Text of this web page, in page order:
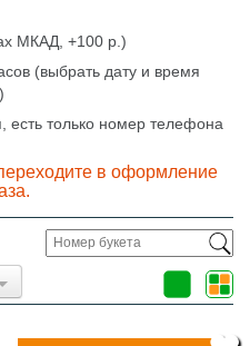
МКАД, +100 р.)
(выбрать дату и время
есть только номер телефона
в оформление